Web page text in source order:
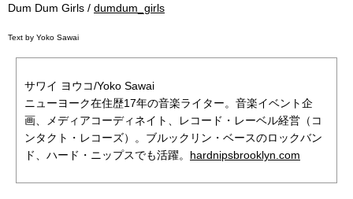
Dum Dum Girls / dumdum_girls
Text by Yoko Sawai
サワイ ヨウコ/Yoko Sawai
ニューヨーク在住歴17年の音楽ライター。音楽イベント企
画、メディアコーディネイト、レコード・レーベル経営（コ
ンタクト・レコーズ）。ブルックリン・ベースのロックバン
ド、ハード・ニップスでも活躍。 hardnipsbrooklyn.com